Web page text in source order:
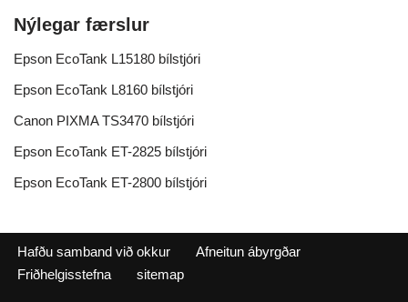
Nýlegar færslur
Epson EcoTank L15180 bílstjóri
Epson EcoTank L8160 bílstjóri
Canon PIXMA TS3470 bílstjóri
Epson EcoTank ET-2825 bílstjóri
Epson EcoTank ET-2800 bílstjóri
Hafðu samband við okkur
Afneitun ábyrgðar
Friðhelgisstefna
sitemap